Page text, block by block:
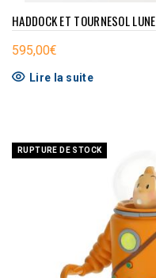
HADDOCK ET TOURNESOL LUNE
595,00€
Lire la suite
RUPTURE DE STOCK